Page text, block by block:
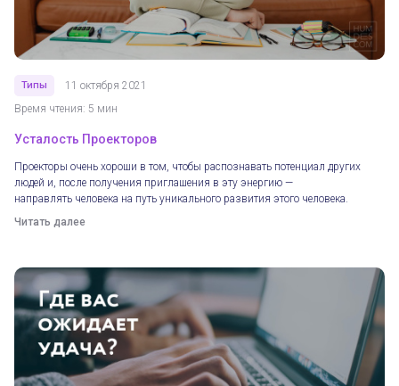
Типы
11 октября 2021
Время чтения: 5 мин
Усталость Проекторов
Проекторы очень хороши в том, чтобы распознавать потенциал других
людей и, после получения приглашения в эту энергию —
направлять человека на путь уникального развития этого человека.
Читать далее